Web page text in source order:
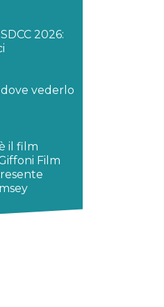
2026:
vederlo
il film
Film